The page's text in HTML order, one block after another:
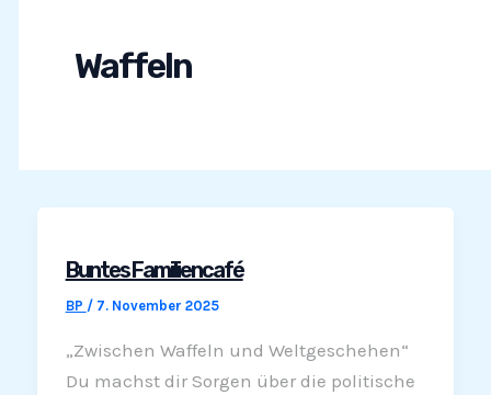
Waffeln
Buntes Familiencafé
BP / 7. November 2025
„Zwischen Waffeln und Weltgeschehen“
Du machst dir Sorgen über die politische